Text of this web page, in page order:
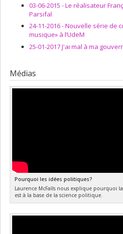
03-06-2015 - Le réalisateur
Parsifal
24-11-2016 - Nouvelle série de
musique» à l’UdeM
25-01-2017 J'ai mal à ma
Médias
Pourquoi les idées politiques?
Laurence McFalls nous explique pourquoi
est à la base de la science politique.